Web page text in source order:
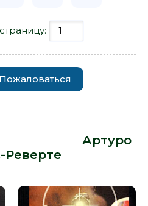
Пожаловаться
Артуро
Реверте